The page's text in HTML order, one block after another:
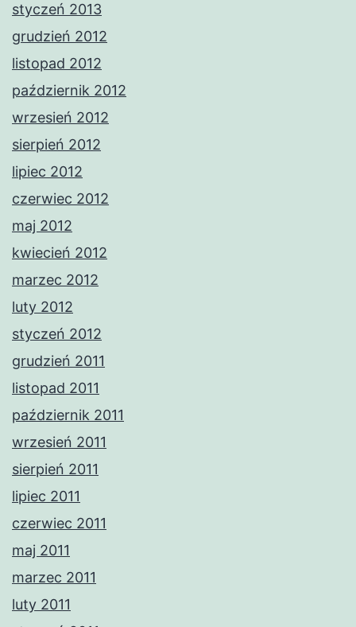
styczeń 2013
grudzień 2012
listopad 2012
październik 2012
wrzesień 2012
sierpień 2012
lipiec 2012
czerwiec 2012
maj 2012
kwiecień 2012
marzec 2012
luty 2012
styczeń 2012
grudzień 2011
listopad 2011
październik 2011
wrzesień 2011
sierpień 2011
lipiec 2011
czerwiec 2011
maj 2011
marzec 2011
luty 2011